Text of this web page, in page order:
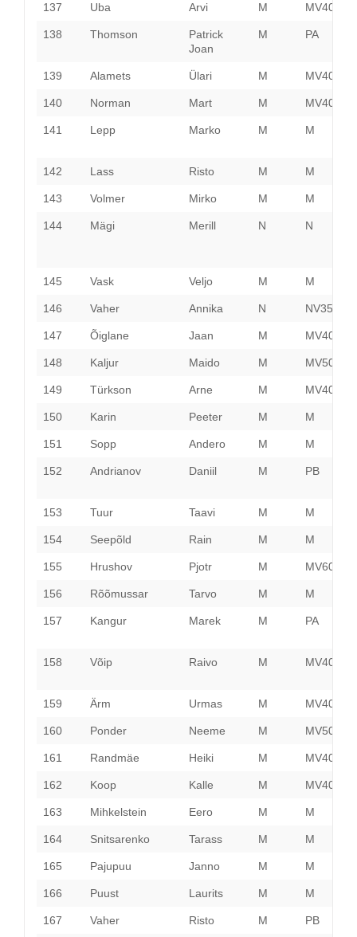
137 Uba Arvi M MV40
138 Thomson
Patrick
Joan
M PA
139 Alamets Ülari M MV40
140 Norman Mart M MV40
141 Lepp Marko M M
142 Lass Risto M M
143 Volmer Mirko M M
144 Mägi Merill N N
145 Vask Veljo M M
146 Vaher Annika N NV35
147 Õiglane Jaan M MV40
148 Kaljur Maido M MV50
149 Türkson Arne M MV40
150 Karin Peeter M M
151 Sopp Andero M M
152 Andrianov Daniil M PB
153 Tuur Taavi M M
154 Seepõld Rain M M
155 Hrushov Pjotr M MV60
156 Rõõmussar Tarvo M M
157 Kangur Marek M PA
158 Võip Raivo M MV40
159 Ärm Urmas M MV40
160 Ponder Neeme M MV50
161 Randmäe Heiki M MV40
162 Koop Kalle M MV40
163 Mihkelstein Eero M M
164 Snitsarenko Tarass M M
165 Pajupuu Janno M M
166 Puust Laurits M M
167 Vaher Risto M PB